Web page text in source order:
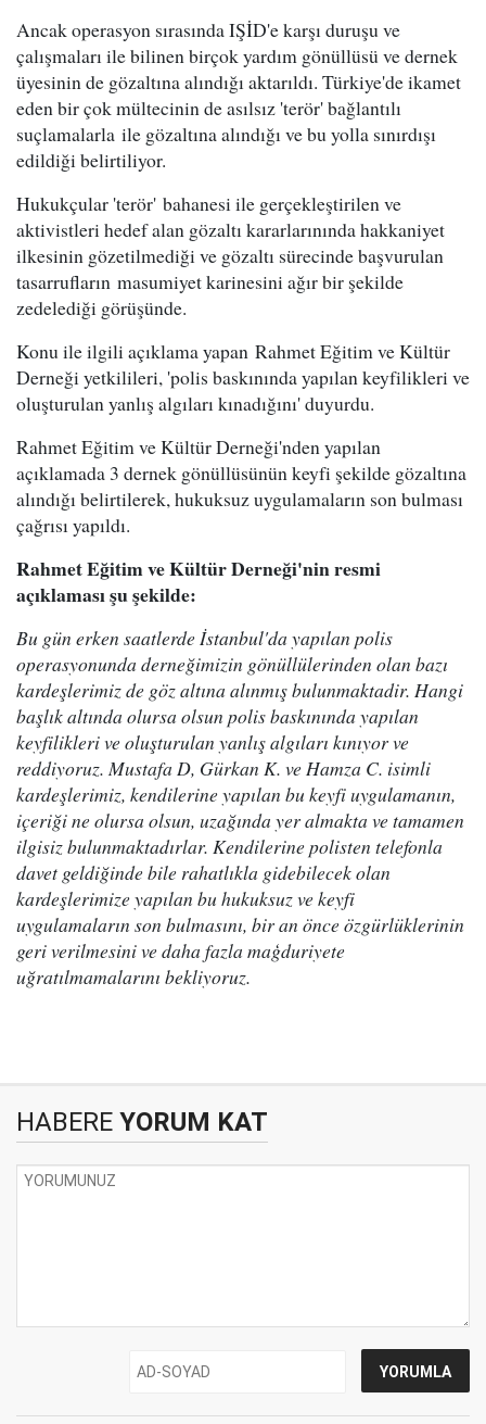
Ancak operasyon sırasında IŞİD'e karşı duruşu ve
çalışmaları ile bilinen birçok yardım gönüllüsü ve dernek
üyesinin de gözaltına alındığı aktarıldı. Türkiye'de ikamet
eden bir çok mültecinin de asılsız 'terör' bağlantılı
suçlamalarla ile gözaltına alındığı ve bu yolla sınırdışı
edildiği belirtiliyor.
Hukukçular 'terör' bahanesi ile gerçekleştirilen ve
aktivistleri hedef alan gözaltı kararlarınında hakkaniyet
ilkesinin gözetilmediği ve gözaltı sürecinde başvurulan
tasarrufların masumiyet karinesini ağır bir şekilde
zedelediği görüşünde.
Konu ile ilgili açıklama yapan Rahmet Eğitim ve Kültür
Derneği yetkilileri, 'polis baskınında yapılan keyfilikleri ve
oluşturulan yanlış algıları kınadığını' duyurdu.
Rahmet Eğitim ve Kültür Derneği'nden yapılan
açıklamada 3 dernek gönüllüsünün keyfi şekilde gözaltına
alındığı belirtilerek, hukuksuz uygulamaların son bulması
çağrısı yapıldı.
Rahmet Eğitim ve Kültür Derneği'nin resmi
açıklaması şu şekilde:
Bu gün erken saatlerde İstanbul'da yapılan polis
operasyonunda derneğimizin gönüllülerinden olan bazı
kardeşlerimiz de göz altına alınmış bulunmaktadir. Hangi
başlık altında olursa olsun polis baskınında yapılan
keyfilikleri ve oluşturulan yanlış algıları kınıyor ve
reddiyoruz. Mustafa D, Gürkan K. ve Hamza C. isimli
kardeşlerimiz, kendilerine yapılan bu keyfi uygulamanın,
içeriği ne olursa olsun, uzağında yer almakta ve tamamen
ilgisiz bulunmaktadırlar. Kendilerine polisten telefonla
davet geldiğinde bile rahatlıkla gidebilecek olan
kardeşlerimize yapılan bu hukuksuz ve keyfi
uygulamaların son bulmasını, bir an önce özgürlüklerinin
geri verilmesini ve daha fazla maģduriyete
uğratılmamalarını bekliyoruz.
HABERE YORUM KAT